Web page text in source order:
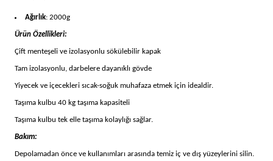
Ağırlık: 2000g
Ürün Özellikleri:
Çift menteşeli ve izolasyonlu sökülebilir kapak
Tam izolasyonlu, darbelere dayanıklı gövde
Yiyecek ve içecekleri sıcak-soğuk muhafaza etmek için idealdir.
Taşıma kulbu 40 kg taşıma kapasiteli
Taşıma kulbu tek elle taşıma kolaylığı sağlar.
Bakım:
Depolamadan önce ve kullanımları arasında temiz iç ve dış yüzeylerini silin.